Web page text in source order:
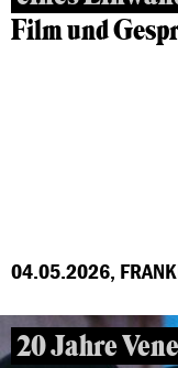
Film und
04.05.2026,
20 Jahre